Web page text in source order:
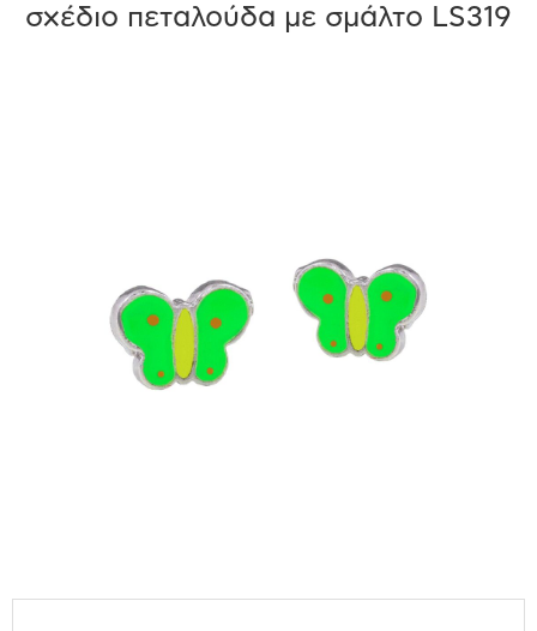
σχέδιο πεταλούδα με σμάλτο LS319